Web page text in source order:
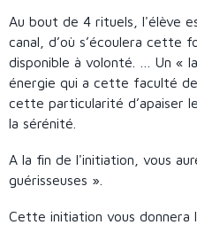
Au bout de 4 rituels, l'élève
canal, d’où s’écoulera cette
disponible à volonté. … Un «
énergie qui a cette faculté
cette particularité d’apaiser
la sérénité.
A la fin de l'initiation, vous
guérisseuses ».
Cette initiation vous donnera